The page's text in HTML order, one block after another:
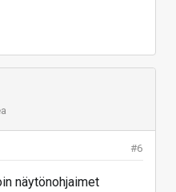
#6
näytönohjaimet